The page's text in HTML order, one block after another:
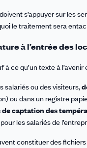
s’appuyer sur les
le traitement sera
à l’entrée des
ce qu’un texte à
salariés ou des visiteurs,
ou dans un registre
captation des
pour les salariés de
constituer des